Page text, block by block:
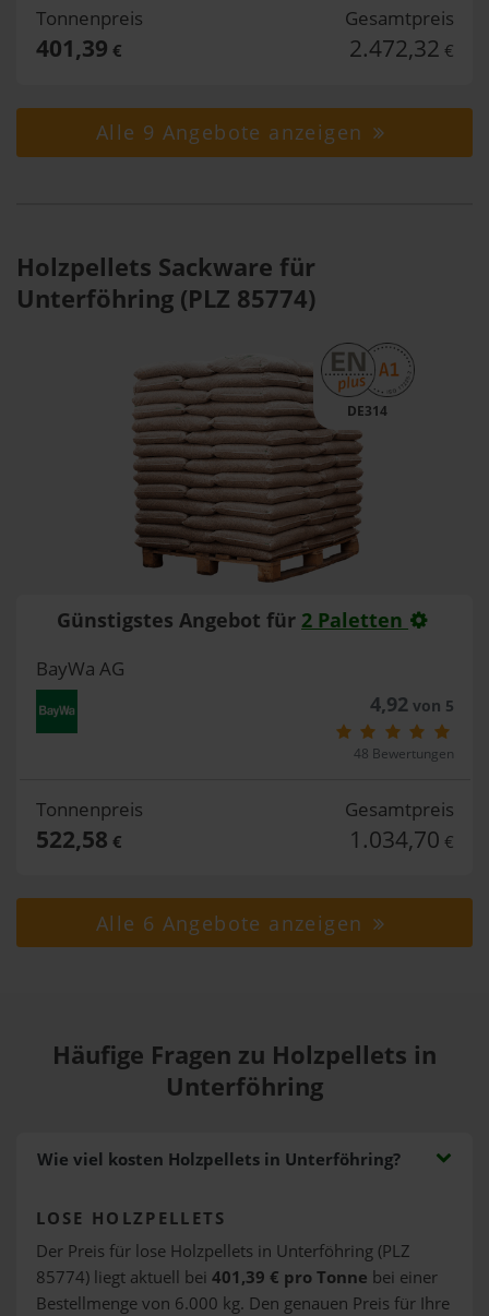
Tonnenpreis
401,39 €
Gesamtpreis
2.472,32 €
Alle 9 Angebote anzeigen
Holzpellets Sackware für
Unterföhring (PLZ 85774)
DE314
Günstigstes Angebot für 2 Paletten
BayWa AG
4,92von 5
48 Bewertungen
Tonnenpreis
522,58 €
Gesamtpreis
1.034,70 €
Alle 6 Angebote anzeigen
Häufige Fragen zu Holzpellets in
Unterföhring
Wie viel kosten Holzpellets in Unterföhring?
LOSE HOLZPELLETS
Der Preis für lose Holzpellets in Unterföhring (PLZ
85774) liegt aktuell bei 401,39 € pro Tonne bei einer
Bestellmenge von 6.000 kg. Den genauen Preis für Ihre